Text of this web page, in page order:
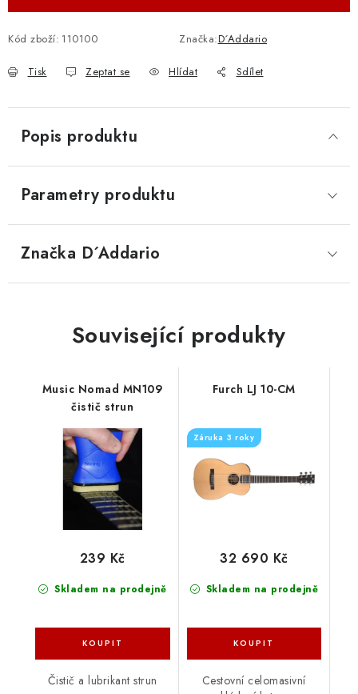
Kód zboží: 110100 Značka:D´Addario
Tisk Zeptat se Hlídat Sdílet
Popis produktu
Parametry produktu
Značka D´Addario
Související produkty
Music Nomad MN109
čistič strun
Skladem na prodejně
239 Kč
Čistič a lubrikant strun
Furch LJ 10-CM
Záruka 3 roky
Skladem na prodejně
32 690 Kč
Cestovní celomasivní